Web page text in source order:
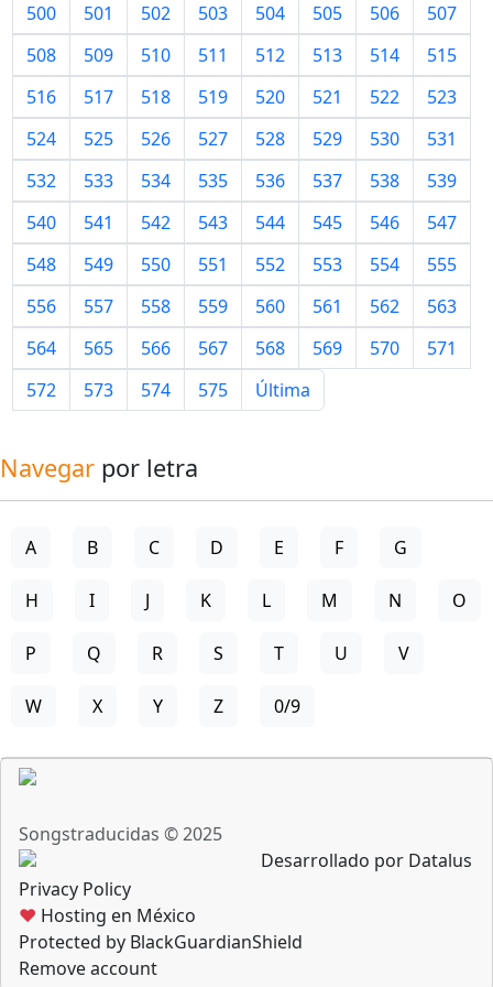
500 501 502 503 504 505 506
507
508
509 510 511 512 513 514
515
516
517 518 519 520 521 522
523
524
525 526 527 528 529 530
531
532
533 534 535 536 537 538
539
540
541 542 543 544 545 546
547
548
549 550 551 552 553 554
555
556
557 558 559 560 561 562
563
564
565 566 567 568 569 570
571
572
573 574 575 Última
Navegar por letra
A B C D E F G
H I J K L M N O
P Q R S T U V
W X Y Z 0/9
Songstraducidas © 2025
Desarrollado por Datalus
Privacy Policy
♥ Hosting en México
Protected by BlackGuardianShield
Remove account